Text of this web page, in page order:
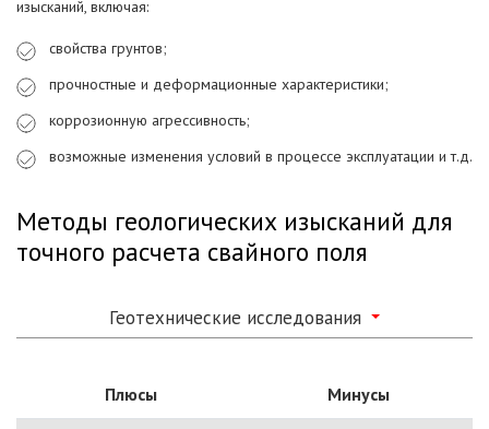
изысканий, включая:
свойства грунтов;
прочностные и деформационные характеристики;
коррозионную агрессивность;
возможные изменения условий в процессе эксплуатации и т.д.
Методы геологических изысканий для
точного расчета свайного поля
Геотехнические исследования
Плюсы Минусы